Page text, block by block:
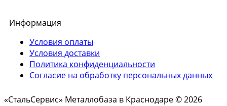
Информация
Условия оплаты
Условия доставки
Политика конфиденциальности
Согласие на обработку персональных данных
«СтальСервис» Металлобаза в Краснодаре © 2026